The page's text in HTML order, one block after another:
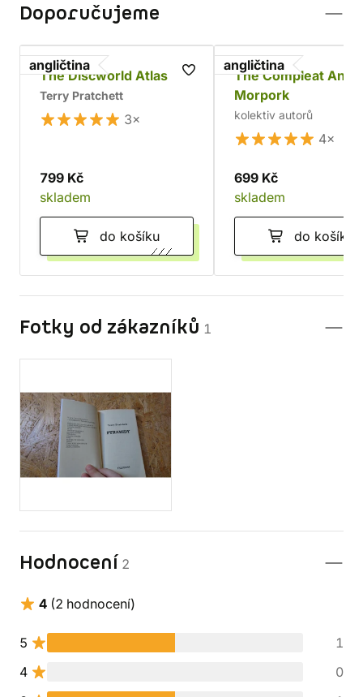
Doporučujeme
angličtina
The Discworld Atlas
Terry Pratchett
3×
799 Kč
skladem
do košíku
angličtina
The Compleat
Morpork
kolektiv autorů
4×
699 Kč
skladem
do košíku
Fotky od zákazníků 1
Hodnocení 2
4 (2 hodnocení)
5
1
4
0